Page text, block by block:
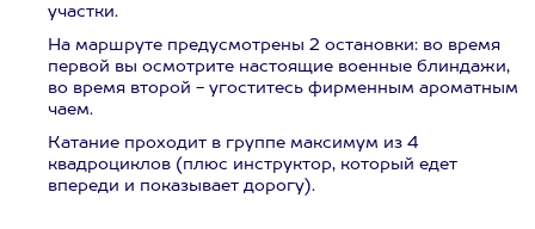
участки.
На маршруте предусмотрены 2 остановки: во время
первой вы осмотрите настоящие военные блиндажи,
во время второй - угоститесь фирменным ароматным
чаем.
Катание проходит в группе максимум из 4
квадроциклов (плюс инструктор, который едет
впереди и показывает дорогу).